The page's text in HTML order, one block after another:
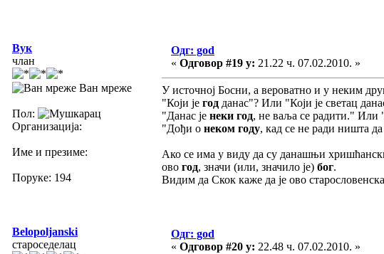
Вук
члан
Ван мреже
Пол:
Организација:
Име и презиме:
Поруке: 194
Одг: god
« Одговор #19 у: 21.22 ч. 07.02.2010. »
У источној Босни, а вероватно и у неким
"Који је год данас"? Или "Који је светац
"Данас је неки год, не ваља се радити." Или
"Дођи о неком году, кад се не ради ништа
Ако се има у виду да су данашњи
ово год, значи (или, значило је) бог.
Видим да Скок каже да је ово
Belopoljanski
староседелац
Одг: god
« Одговор #20 у: 22.48 ч. 07.02.2010. »